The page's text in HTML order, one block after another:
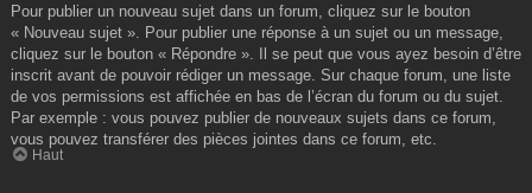
Pour publier un nouveau sujet dans un forum, cliquez sur le bouton
« Nouveau sujet ». Pour publier une réponse à un sujet ou un message,
cliquez sur le bouton « Répondre ». Il se peut que vous ayez besoin d’être
inscrit avant de pouvoir rédiger un message. Sur chaque forum, une liste
de vos permissions est affichée en bas de l’écran du forum ou du sujet.
Par exemple : vous pouvez publier de nouveaux sujets dans ce forum,
vous pouvez transférer des pièces jointes dans ce forum, etc.
Haut